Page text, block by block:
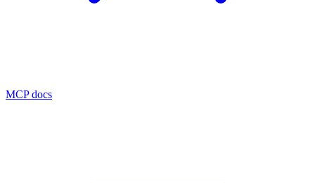
MCP docs